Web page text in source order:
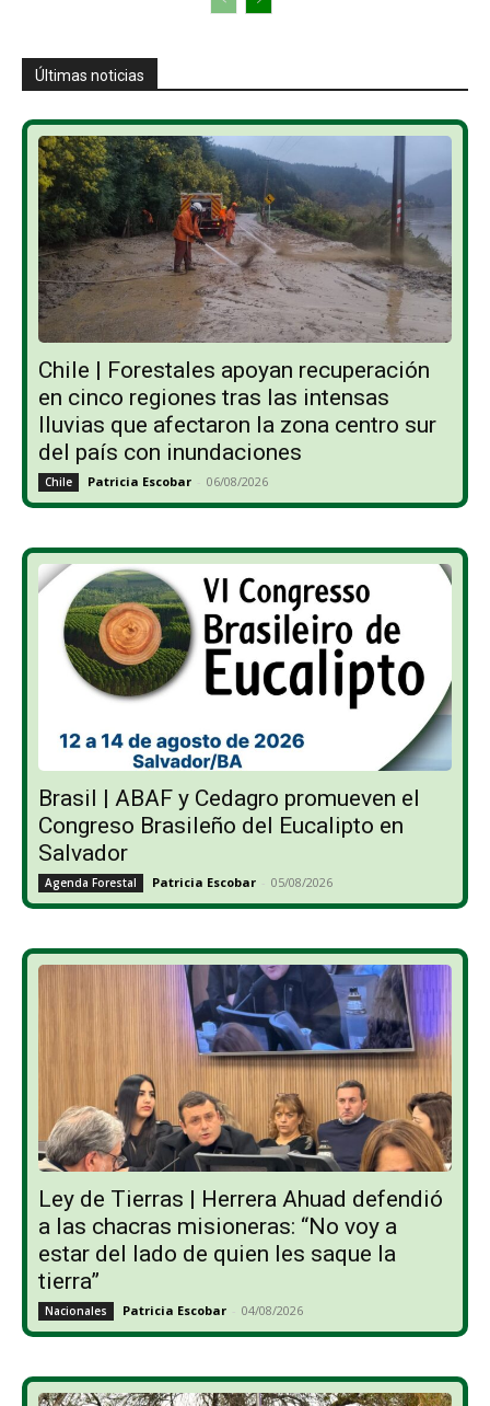
Últimas noticias
Chile | Forestales apoyan recuperación
en cinco regiones tras las intensas
lluvias que afectaron la zona centro sur
del país con inundaciones
Chile Patricia Escobar - 06/08/2026
Brasil | ABAF y Cedagro promueven el
Congreso Brasileño del Eucalipto en
Salvador
Agenda Forestal Patricia Escobar - 05/08/2026
Ley de Tierras | Herrera Ahuad defendió
a las chacras misioneras: “No voy a
estar del lado de quien les saque la
tierra”
Nacionales Patricia Escobar - 04/08/2026